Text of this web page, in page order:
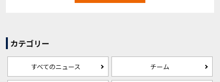
カテゴリー
すべてのニュース チーム